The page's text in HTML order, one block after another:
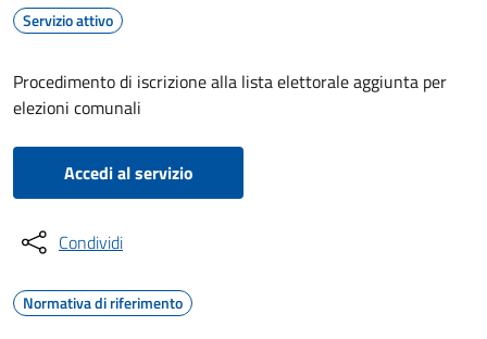
Servizio attivo
Procedimento di iscrizione alla lista elettorale aggiunta per
elezioni comunali
Accedi al servizio
Condividi
Normativa di riferimento